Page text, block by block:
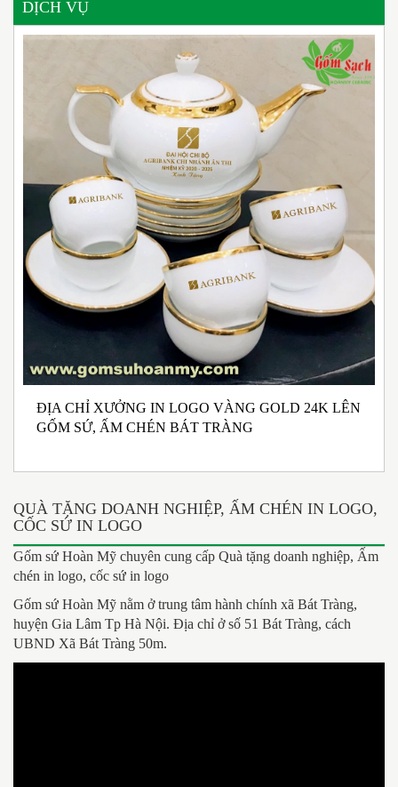
DỊCH VỤ
ĐỊA CHỈ XƯỞNG IN LOGO VÀNG GOLD 24K LÊN
GỐM SỨ, ẤM CHÉN BÁT TRÀNG
QUÀ TẶNG DOANH NGHIỆP, ẤM CHÉN IN LOGO,
CỐC SỨ IN LOGO
Gốm sứ Hoàn Mỹ chuyên cung cấp Quà tặng doanh nghiệp, Ấm
chén in logo, cốc sứ in logo
Gốm sứ Hoàn Mỹ nằm ở trung tâm hành chính xã Bát Tràng,
huyện Gia Lâm Tp Hà Nội. Địa chỉ ở số 51 Bát Tràng, cách
UBND Xã Bát Tràng 50m.